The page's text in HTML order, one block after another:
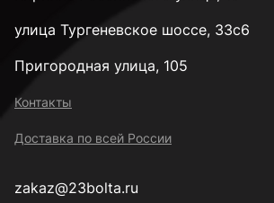
М30
улица Тургеневское шоссе, 33с6
Пригородная улица, 105
Контакты
Доставка по всей России
zakaz@23bolta.ru